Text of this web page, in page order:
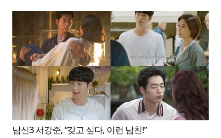
남신3 서강준, “갖고 싶다, 이런 남친!”